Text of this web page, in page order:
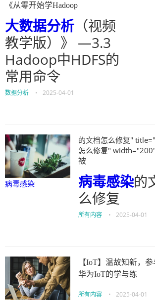
《从零开始学Hadoop
大数据分析 （视频
教学版）》 —3.3
Hadoop中HDFS的
常用命令
数据分析 • 2025-04-01
病毒感染
的文档怎么修复"
怎么修复"
被
病毒感染的
么修复
所有内容 • 2025-04-01
【IoT】温故知新，参
华为IoT的学与练
所有内容 • 2025-04-01